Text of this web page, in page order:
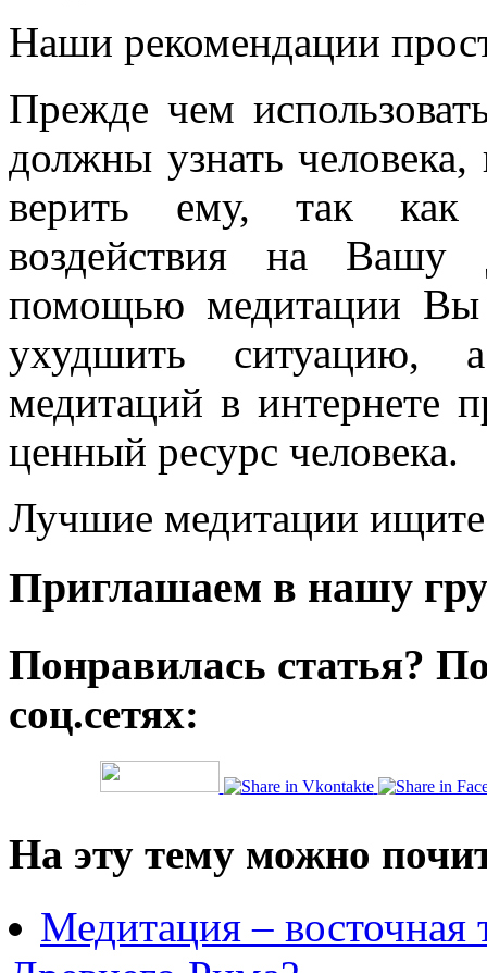
Наши рекомендации
Прежде чем
должны узнать
верить ему, так как
воздействия на
помощью медитации Вы
ухудшить ситуацию,
медитаций в интернете
ценный ресурс человека.
Лучшие медитации
Приглашаем в нашу
Понравилась статья?
соц.сетях:
На эту тему можно
Медитация – восточная